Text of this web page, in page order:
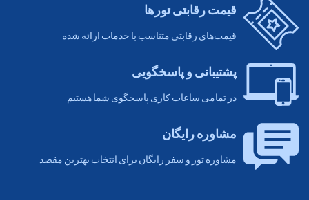
قیمت رقابتی تورها
قیمت‌های رقابتی متناسب با خدمات ارائه شده
پشتیبانی و پاسخگویی
در تمامی ساعات کاری پاسخگوی شما هستیم
مشاوره رایگان
مشاوره تور و سفر رایگان برای انتخاب بهترین مقصد